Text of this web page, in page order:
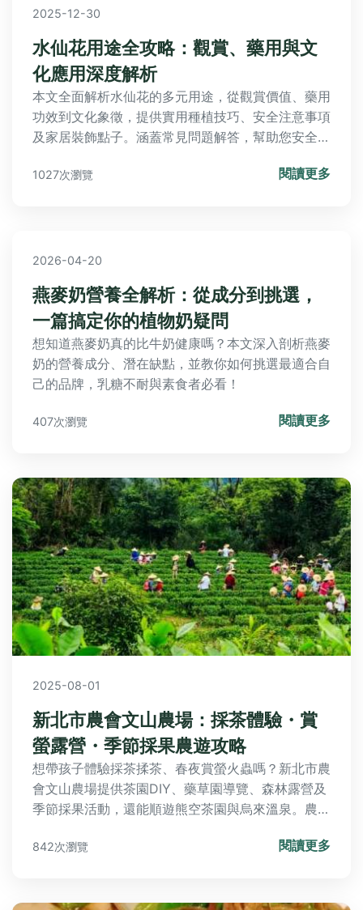
2025-12-30
水仙花用途全攻略：觀賞、藥用與文
化應用深度解析
本文全面解析水仙花的多元用途，從觀賞價值、藥用
功效到文化象徵，提供實用種植技巧、安全注意事項
及家居裝飾點子。涵蓋常見問題解答，幫助您安全有
探索水仙花用途的奧秘，避免常見錯誤，提升生活品
1027次瀏覽 閱讀更多
2026-04-20
燕麥奶營養全解析：從成分到挑選，
一篇搞定你的植物奶疑問
想知道燕麥奶真的比牛奶健康嗎？本文深入剖析燕麥
奶的營養成分、潛在缺點，並教你如何挑選最適合自
己的品牌，乳糖不耐與素食者必看！
407次瀏覽 閱讀更多
2025-08-01
新北市農會文山農場：採茶體驗・賞
螢露營・季節採果農遊攻略
想帶孩子體驗採茶揉茶、春夜賞螢火蟲嗎？新北市農
會文山農場提供茶園DIY、藥草園導覽、森林露營及
季節採果活動，還能順遊熊空茶園與烏來溫泉。農場
最佳去處！
842次瀏覽 閱讀更多